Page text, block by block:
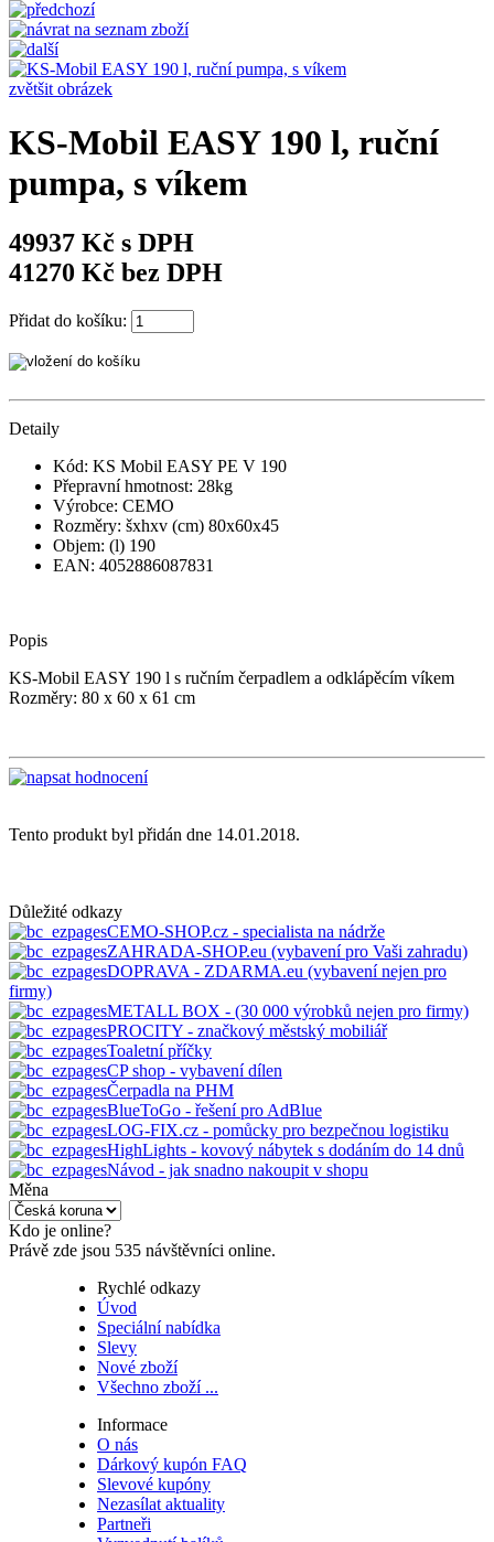
zvětšit obrázek
KS-Mobil EASY 190 l, ruční
pumpa, s víkem
49937 Kč s DPH
41270 Kč bez DPH
Přidat do košíku:
Detaily
Kód: KS Mobil EASY PE V 190
Přepravní hmotnost: 28kg
Výrobce: CEMO
Rozměry: šxhxv (cm) 80x60x45
Objem: (l) 190
EAN: 4052886087831
Popis
KS-Mobil EASY 190 l s ručním čerpadlem a odklápěcím víkem
Rozměry: 80 x 60 x 61 cm
Tento produkt byl přidán dne 14.01.2018.
Důležité odkazy
CEMO-SHOP.cz - specialista na nádrže
ZAHRADA-SHOP.eu (vybavení pro Vaši zahradu)
DOPRAVA - ZDARMA.eu (vybavení nejen pro
firmy)
METALL BOX - (30 000 výrobků nejen pro firmy)
PROCITY - značkový městský mobiliář
Toaletní příčky
CP shop - vybavení dílen
Čerpadla na PHM
BlueToGo - řešení pro AdBlue
LOG-FIX.cz - pomůcky pro bezpečnou logistiku
HighLights - kovový nábytek s dodáním do 14 dnů
Návod - jak snadno nakoupit v shopu
Měna
Kdo je online?
Právě zde jsou 535 návštěvníci online.
Rychlé odkazy
Úvod
Speciální nabídka
Slevy
Nové zboží
Všechno zboží ...
Informace
O nás
Dárkový kupón FAQ
Slevové kupóny
Nezasílat aktuality
Partneři